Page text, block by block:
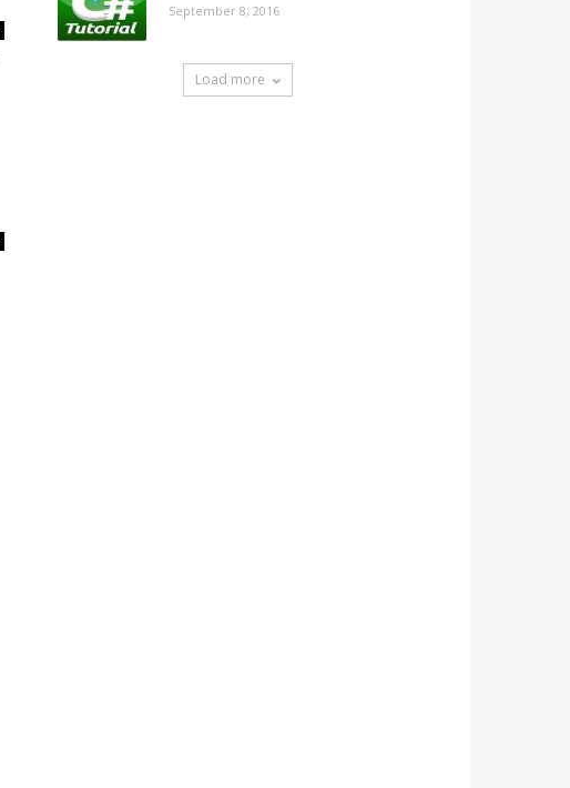
September 8, 2016
Load more